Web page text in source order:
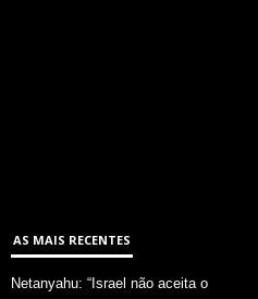
AS MAIS RECENTES
Netanyahu: “Israel não aceita o